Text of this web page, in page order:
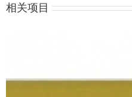
相关项目